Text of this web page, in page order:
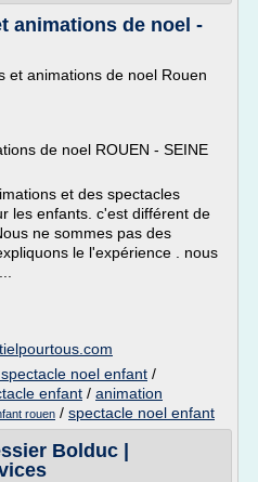
animations de noel -
et animations de noel Rouen
de noel ROUEN - SEINE
et des spectacles
les enfants. c'est différent de
ne sommes pas des
le l'expérience . nous
noel enfant /
enfant / animation
rouen / spectacle noel enfant
Bolduc |